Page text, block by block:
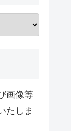
画像等
たしま